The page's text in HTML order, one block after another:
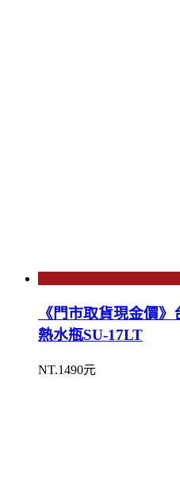
《門市取貨現金價
熱水瓶SU-17LT
NT.1490元